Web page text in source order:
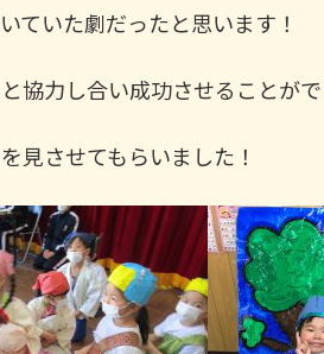
ていた劇だったと思います！
協力し合い成功させることが
見させてもらいました！